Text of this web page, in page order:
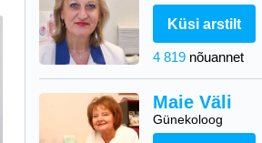
Küsi arstilt
4 819 nõuannet
Maie Väli
Günekoloog